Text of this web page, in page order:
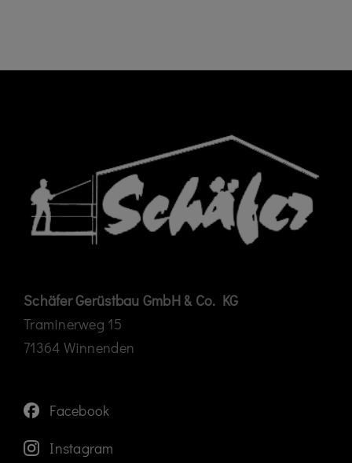
Schäfer Gerüstbau GmbH & Co. KG
Traminerweg 15
71364 Winnenden
Facebook
Instagram